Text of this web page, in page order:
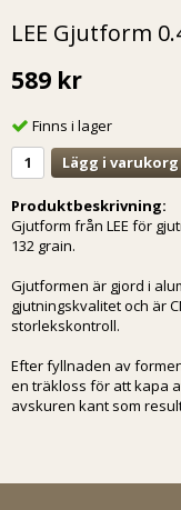
LEE Gjutform
589 kr
Finns i lager
Lägg i varukorg
Produktbeskrivning:
Gjutform från LEE för
132 grain.
Gjutformen är gjord i
gjutningskvalitet och är
storlekskontroll.
Efter fyllnaden av
en träkloss för att kapa
avskuren kant som